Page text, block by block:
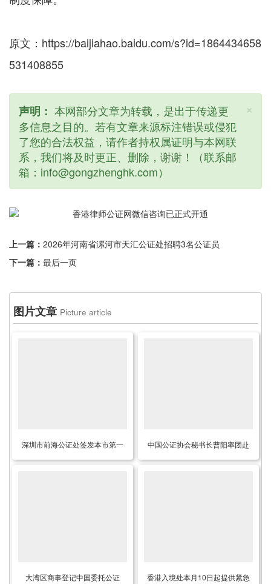
原文：https://baijiahao.baidu.com/s?id=1864434658
531408855
×
声明： 本网部分文章为转载，是出于传递更
多信息之目的。若有文章来源标注错误或侵犯
了您的合法权益，请作者持权属证明与本网联
系，我们将及时更正、删除，谢谢！（联系邮
箱：info@gongzhenghk.com）
上一篇： 2026年河南省漯河市天汇公证处招聘3名公证员
下一篇： 最后一页
图片文章 Picture article
深圳市前海公证处签发本市第一
份海外远程视频电子公证书
中国公证协会秘书长曹阳率团赴
蒙古出席国际公证联盟亚委会第
大湾区商事登记中国委托公证 香港入境处本月10日起提供紧急